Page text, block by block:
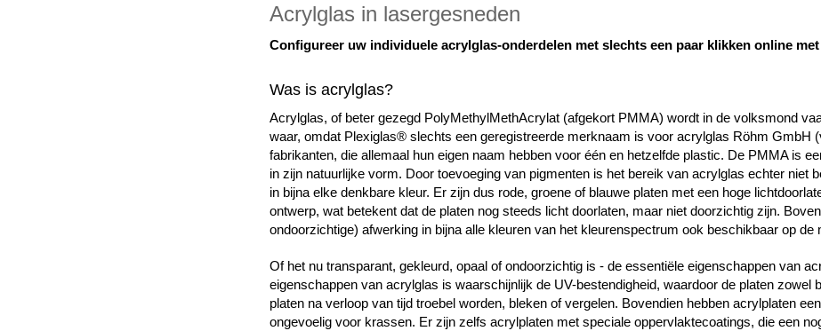
Acrylglas in lasergesneden
Configureer uw individuele acrylglas-onderdelen met slechts een paar klikken online
Was is acrylglas?
Acrylglas, of beter gezegd PolyMethylMethAcrylat (afgekort PMMA) wordt in de volksmond
waar, omdat Plexiglas® slechts een geregistreerde merknaam is voor acrylglas Röhm GmbH
fabrikanten, die allemaal hun eigen naam hebben voor één en hetzelfde plastic. De PMMA is
in zijn natuurlijke vorm. Door toevoeging van pigmenten is het bereik van acrylglas echter niet
in bijna elke denkbare kleur. Er zijn dus rode, groene of blauwe platen met een hoge
ontwerp, wat betekent dat de platen nog steeds licht doorlaten, maar niet doorzichtig zijn.
ondoorzichtige) afwerking in bijna alle kleuren van het kleurenspectrum ook beschikbaar op de
Of het nu transparant, gekleurd, opaal of ondoorzichtig is - de essentiële eigenschappen van
eigenschappen van acrylglas is waarschijnlijk de UV-bestendigheid, waardoor de platen zowel
platen na verloop van tijd troebel worden, bleken of vergelen. Bovendien hebben acrylplaten
ongevoelig voor krassen. Er zijn zelfs acrylplaten met speciale oppervlaktecoatings, die een